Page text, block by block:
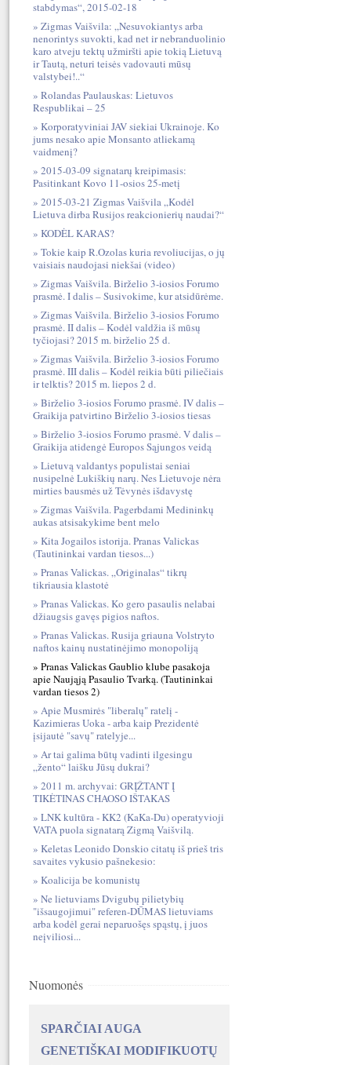
stabdymas“, 2015-02-18
Zigmas Vaišvila: „Nesuvokiantys arba
nenorintys suvokti, kad net ir nebranduolinio
karo atveju tektų užmiršti apie tokią Lietuvą
ir Tautą, neturi teisės vadovauti mūsų
valstybei!..“
Rolandas Paulauskas: Lietuvos
Respublikai – 25
Korporatyviniai JAV siekiai Ukrainoje. Ko
jums nesako apie Monsanto atliekamą
vaidmenį?
2015-03-09 signatarų kreipimasis:
Pasitinkant Kovo 11-osios 25-metį
2015-03-21 Zigmas Vaišvila „Kodėl
Lietuva dirba Rusijos reakcionierių naudai?“
KODĖL KARAS?
Tokie kaip R.Ozolas kuria revoliucijas, o jų
vaisiais naudojasi niekšai (video)
Zigmas Vaišvila. Birželio 3-iosios Forumo
prasmė. I dalis – Susivokime, kur atsidūrėme.
Zigmas Vaišvila. Birželio 3-iosios Forumo
prasmė. II dalis – Kodėl valdžia iš mūsų
tyčiojasi? 2015 m. birželio 25 d.
Zigmas Vaišvila. Birželio 3-iosios Forumo
prasmė. III dalis – Kodėl reikia būti piliečiais
ir telktis? 2015 m. liepos 2 d.
Birželio 3-iosios Forumo prasmė. IV dalis –
Graikija patvirtino Birželio 3-iosios tiesas
Birželio 3-iosios Forumo prasmė. V dalis –
Graikija atidengė Europos Sąjungos veidą
Lietuvą valdantys populistai seniai
nusipelnė Lukiškių narų. Nes Lietuvoje nėra
mirties bausmės už Tėvynės išdavystę
Zigmas Vaišvila. Pagerbdami Medininkų
aukas atsisakykime bent melo
Kita Jogailos istorija. Pranas Valickas
(Tautininkai vardan tiesos...)
Pranas Valickas. „Originalas“ tikrų
tikriausia klastotė
Pranas Valickas. Ko gero pasaulis nelabai
džiaugsis gavęs pigios naftos.
Pranas Valickas. Rusija griauna Volstryto
naftos kainų nustatinėjimo monopoliją
Pranas Valickas Gaublio klube pasakoja
apie Naująją Pasaulio Tvarką. (Tautininkai
vardan tiesos 2)
Apie Musmirės "liberalų" ratelį -
Kazimieras Uoka - arba kaip Prezidentė
įsijautė "savų" ratelyje...
Ar tai galima būtų vadinti ilgesingu
„žento“ laišku Jūsų dukrai?
2011 m. archyvai: GRĮŽTANT Į
TIKĖTINAS CHAOSO IŠTAKAS
LNK kultūra - KK2 (KaKa-Du) operatyvioji
VATA puola signatarą Zigmą Vaišvilą.
Keletas Leonido Donskio citatų iš prieš tris
savaites vykusio pašnekesio:
Koalicija be komunistų
Ne lietuviams Dvigubų pilietybių
"išsaugojimui" referen-DŪMAS lietuviams
arba kodėl gerai neparuošęs spąstų, į juos
neįviliosi...
Nuomonės
SPARČIAI AUGA
GENETIŠKAI MODIFIKUOTŲ